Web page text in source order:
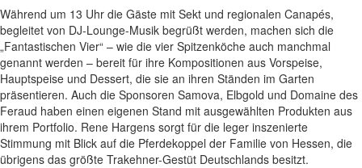
Während um 13 Uhr die Gäste mit Sekt und regionalen Canapés,
begleitet von DJ-Lounge-Musik begrüßt werden, machen sich die
„Fantastischen Vier“ – wie die vier Spitzenköche auch manchmal
genannt werden – bereit für ihre Kompositionen aus Vorspeise,
Hauptspeise und Dessert, die sie an ihren Ständen im Garten
präsentieren. Auch die Sponsoren Samova, Elbgold und Domaine des
Feraud haben einen eigenen Stand mit ausgewählten Produkten aus
ihrem Portfolio. Rene Hargens sorgt für die leger inszenierte
Stimmung mit Blick auf die Pferdekoppel der Familie von Hessen, die
übrigens das größte Trakehner-Gestüt Deutschlands besitzt.